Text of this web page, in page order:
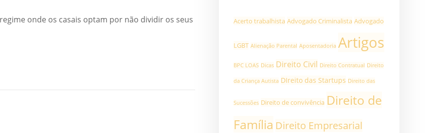
onde os casais optam por não dividir os seus
Acerto trabalhista Advogado Criminalista Advogado
LGBT Alienação Parental Aposentadoria Artigos
BPC LOAS Dicas Direito Civil Direito Contratual Direito
da Criança Autista DIreito das Startups Direito das
Sucessões Direito de convivência Direito de
Família Direito Empresarial